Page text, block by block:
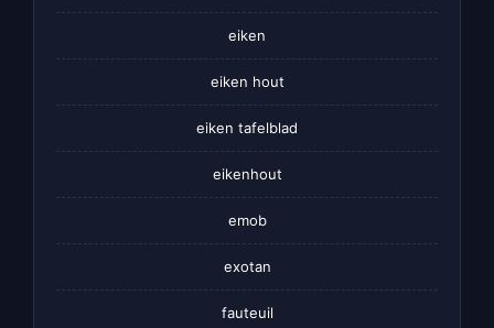
eiken
eiken hout
eiken tafelblad
eikenhout
emob
exotan
fauteuil